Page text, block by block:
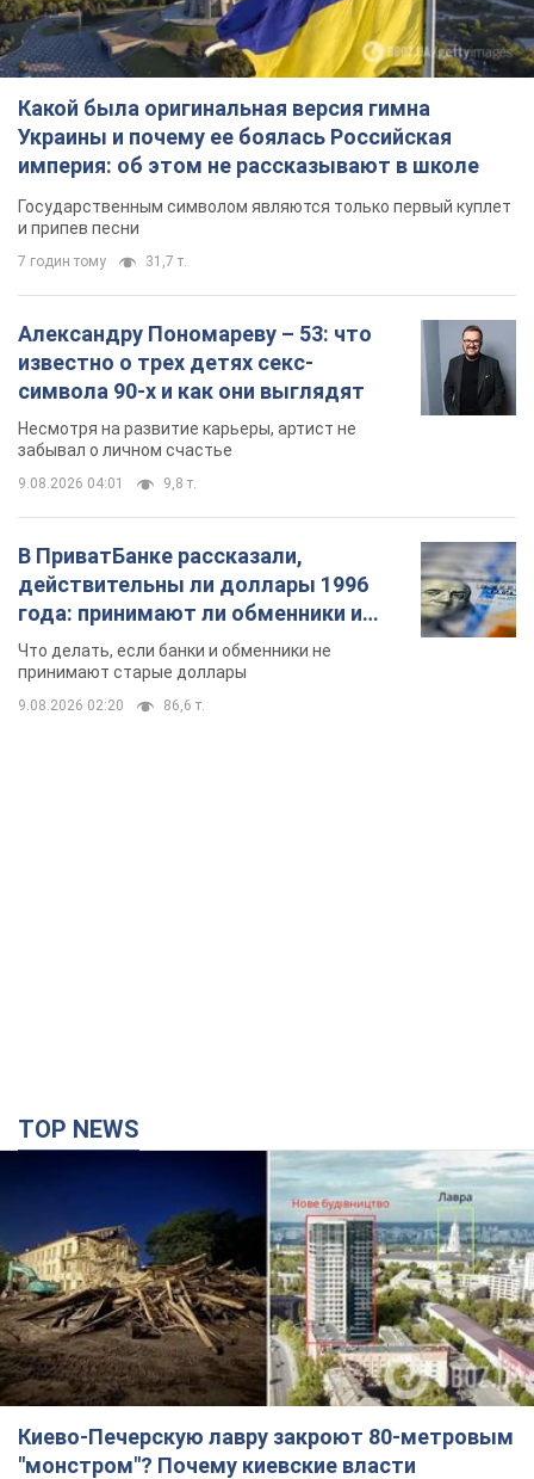
Какой была оригинальная версия гимна
Украины и почему ее боялась Российская
империя: об этом не рассказывают в школе
Государственным символом являются только первый куплет
и припев песни
7 годин тому 31,7 т.
Александру Пономареву – 53: что
известно о трех детях секс-
символа 90-х и как они выглядят
Несмотря на развитие карьеры, артист не
забывал о личном счастье
9.08.2026 04:01 9,8 т.
В ПриватБанке рассказали,
действительны ли доллары 1996
года: принимают ли обменники и
банки такие купюры
Что делать, если банки и обменники не
принимают старые доллары
9.08.2026 02:20 86,6 т.
TOP NEWS
Киево-Печерскую лавру закроют 80-метровым
"монстром"? Почему киевские власти